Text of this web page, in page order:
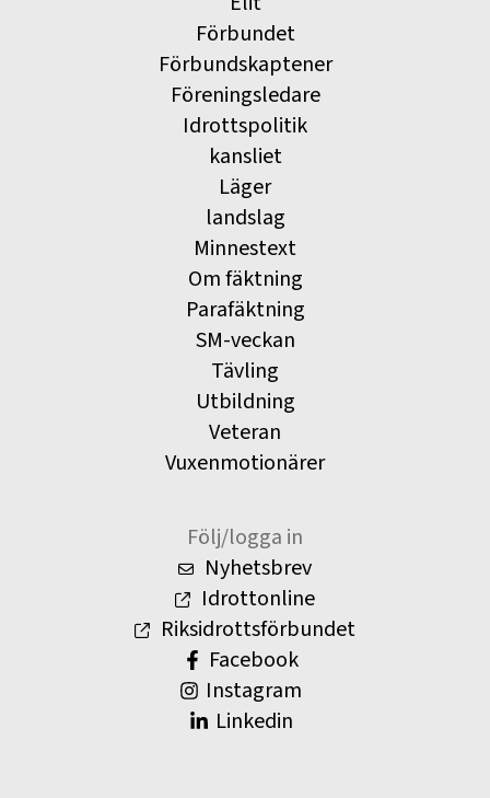
Förbundet
Förbundskaptener
Föreningsledare
Idrottspolitik
kansliet
Läger
landslag
Minnestext
Om fäktning
Parafäktning
SM-veckan
Tävling
Utbildning
Veteran
Vuxenmotionärer
Följ/logga in
Nyhetsbrev
Idrottonline
Riksidrottsförbundet
Facebook
Instagram
Linkedin